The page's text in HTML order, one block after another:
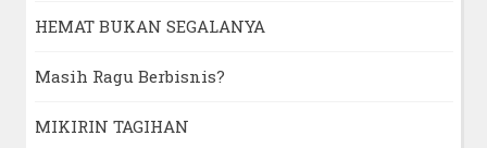
HEMAT BUKAN SEGALANYA
Masih Ragu Berbisnis?
MIKIRIN TAGIHAN